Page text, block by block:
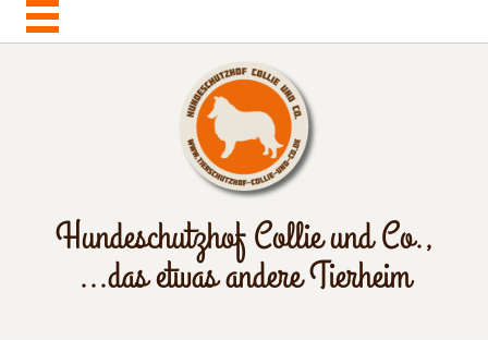
Hundeschutzhof Collie und Co.,
...das etwas andere Tierheim